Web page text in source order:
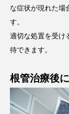
な症状が現れた場
す。
適切な処置を受け
待できます。
根管治療後